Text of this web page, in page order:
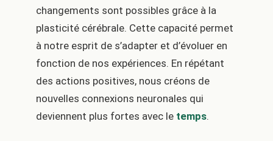
changements sont possibles grâce à la
plasticité cérébrale. Cette capacité permet
à notre esprit de s’adapter et d’évoluer en
fonction de nos expériences. En répétant
des actions positives, nous créons de
nouvelles connexions neuronales qui
deviennent plus fortes avec le temps.